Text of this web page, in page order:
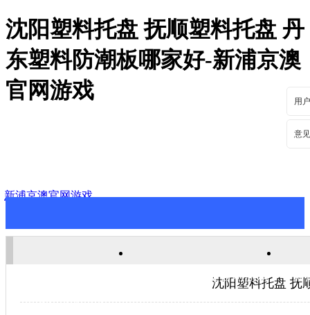
沈阳塑料托盘 抚顺塑料托盘 丹
东塑料防潮板哪家好-新浦京澳
官网游戏
用
意
新浦京澳官网游戏
关于新浦京澳官网游戏 新
沈阳塑料托盘 抚